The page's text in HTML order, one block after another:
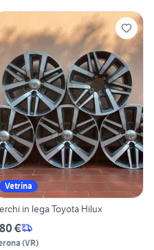
Vetrina
in lega Toyota Hilux
€
(VR)